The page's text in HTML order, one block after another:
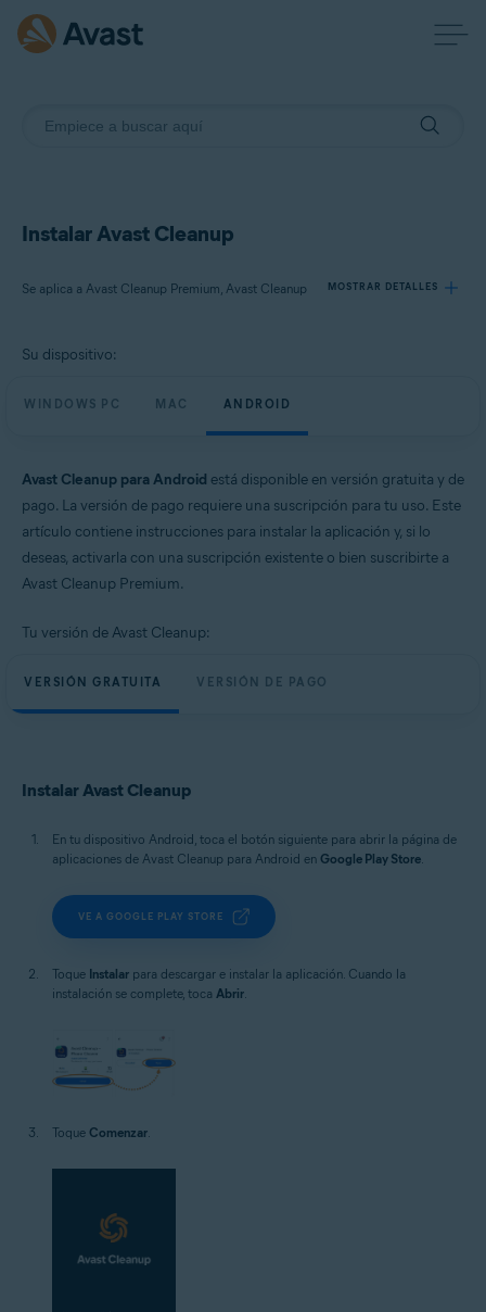
Instalar Avast Cleanup
Se aplica a Avast Cleanup Premium, Avast Cleanup MOSTRAR DETALLES
Avast Cleanup Premium
Su dispositivo:
WINDOWS PC MAC ANDROID
Avast Cleanup para Android está disponible en versión gratuita y de
pago. La versión de pago requiere una suscripción para tu uso. Este
artículo contiene instrucciones para instalar la aplicación y, si lo
deseas, activarla con una suscripción existente o bien suscribirte a
Avast Cleanup Premium.
Tu versión de Avast Cleanup:
VERSIÓN GRATUITA VERSIÓN DE PAGO
Instalar Avast Cleanup
En tu dispositivo Android, toca el botón siguiente para abrir la página de
aplicaciones de Avast Cleanup para Android en Google Play Store.
VE A GOOGLE PLAY STORE
Toque Instalar para descargar e instalar la aplicación. Cuando la
instalación se complete, toca Abrir.
Toque Comenzar